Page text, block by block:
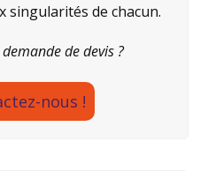
singularités de chacun.
de devis ?
nous !